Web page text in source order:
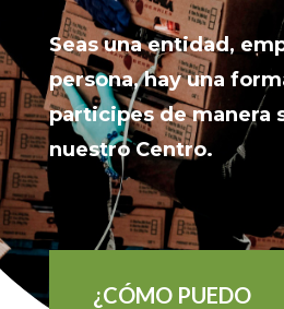
Seas una entidad,
persona, hay una
participes de manera
nuestro Centro.
¿CÓMO PUEDO